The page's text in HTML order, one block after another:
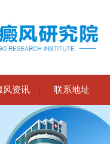
风资讯 联系地址